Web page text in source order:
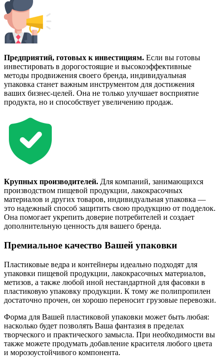
Предприятий, готовых к инвестициям. Если вы готовы
инвестировать в дорогостоящие и высокоэффективные
методы продвижения своего бренда, индивидуальная
упаковка станет важным инструментом для достижения
ваших бизнес-целей. Она не только улучшает восприятие
продукта, но и способствует увеличению продаж.
Крупных производителей. Для компаний, занимающихся
производством пищевой продукции, лакокрасочных
материалов и других товаров, индивидуальная упаковка —
это надежный способ защитить свою продукцию от подделок.
Она помогает укрепить доверие потребителей и создает
дополнительную ценность для вашего бренда.
Премиальное качество Вашей упаковки
Пластиковые ведра и контейнеры идеально подходят для
упаковки пищевой продукции, лакокрасочных материалов,
метизов, а также любой иной нестандартной для фасовки в
пластиковую упаковку продукции. К тому же полипропилен
достаточно прочен, он хорошо переносит грузовые перевозки.
Форма для Вашей пластиковой упаковки может быть любая:
насколько будет позволять Ваша фантазия в пределах
творческого и практического замысла. При необходимости вы
также можете продумать добавление красителя любого цвета
и морозоустойчивого компонента.